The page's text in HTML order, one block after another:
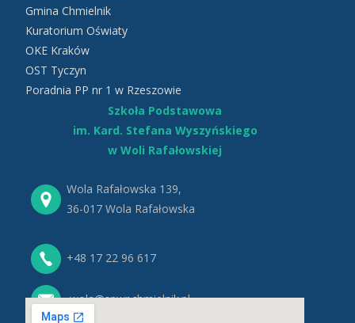
Gmina Chmielnik
Kuratorium Oświaty
OKE Kraków
OST Tyczyn
Poradnia PP nr 1 w Rzeszowie
Szkoła Podstawowa
im. Kard. Stefana Wyszyńskiego
w Woli Rafałowskiej
Wola Rafałowska 139,
36-017 Wola Rafałowska
+48 17 22 96 617
wola@spwr.chmielnik.pl